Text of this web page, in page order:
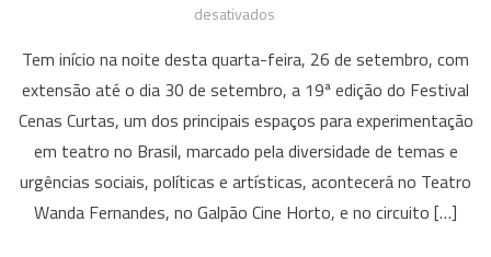
desativados
Início
a
19ª
Edição
do
Festival
Tem início na noite desta quarta-feira, 26 de setembro, com
extensão até o dia 30 de setembro, a 19ª edição do Festival
Cenas Curtas, um dos principais espaços para experimentação
em teatro no Brasil, marcado pela diversidade de temas e
urgências sociais, políticas e artísticas, acontecerá no Teatro
Wanda Fernandes, no Galpão Cine Horto, e no circuito […]